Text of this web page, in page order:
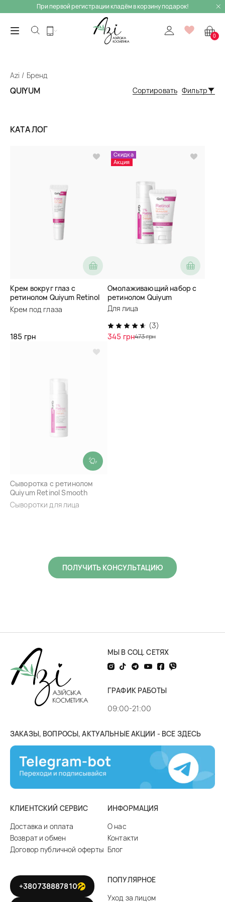
При первой регистрации кладём в корзину подарок!
0
Azi Бренд
QUIYUM Сортировать Фильтр
КАТАЛОГ
Крем вокруг глаз с
ретинолом Quiyum Retinol
Smooth Wrinkle Eye Cream
Крем под глаза
185 грн
Скидка
Акция
Омолаживающий набор с
ретинолом Quiyum
Для лица
(3)
345 грн473 грн
Сыворотка с ретинолом
Quiyum Retinol Smooth
Wrinkle Serum
Сыворотки для лица
ПОЛУЧИТЬ КОНСУЛЬТАЦИЮ
МЫ В СОЦ. СЕТЯХ
ГРАФИК РАБОТЫ
09:00-21:00
ЗАКАЗЫ, ВОПРОСЫ, АКТУАЛЬНЫЕ АКЦИИ - ВСЕ ЗДЕСЬ
КЛИЕНТСКИЙ СЕРВИС
Доставка и оплата
Возврат и обмен
Договор публичной оферты
ИНФОРМАЦИЯ
О нас
Контакти
Блог
+380738887810
ПОПУЛЯРНОЕ
Уход за лицом